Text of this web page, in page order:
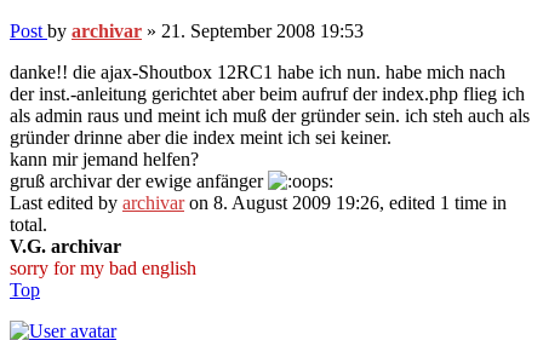
Post by archivar » 21. September 2008 19:53
danke!! die ajax-Shoutbox 12RC1 habe ich nun. habe mich nach
der inst.-anleitung gerichtet aber beim aufruf der index.php flieg ich
als admin raus und meint ich muß der gründer sein. ich steh auch als
gründer drinne aber die index meint ich sei keiner.
kann mir jemand helfen?
gruß archivar der ewige anfänger
Last edited by archivaron 8. August 2009 19:26, edited 1 time in
total.
V.G. archivar
sorry for my bad english
Top